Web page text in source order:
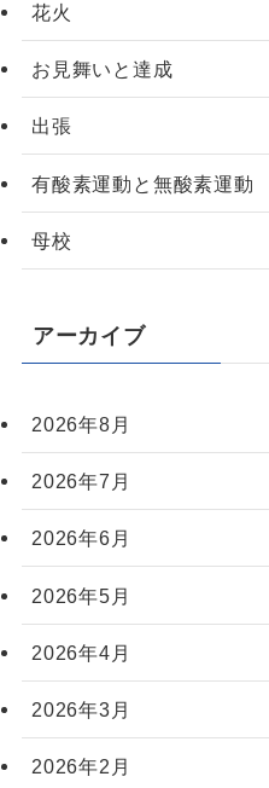
花火
お見舞いと達成
出張
有酸素運動と無酸素運動
母校
アーカイブ
2026年8月
2026年7月
2026年6月
2026年5月
2026年4月
2026年3月
2026年2月